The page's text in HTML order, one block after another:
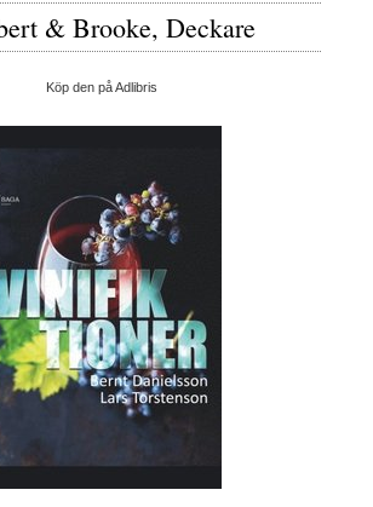
& Brooke, Deckare
Köp den på Adlibris